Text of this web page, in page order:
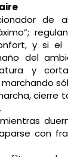
de
y si el
del
y
cierre
con